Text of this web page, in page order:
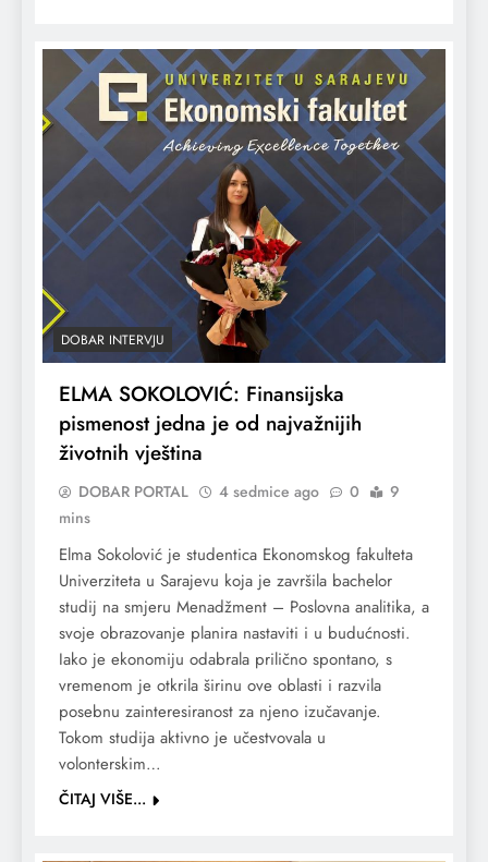
DOBAR INTERVJU
ELMA SOKOLOVIĆ: Finansijska
pismenost jedna je od najvažnijih
životnih vještina
DOBAR PORTAL 4 sedmice ago 0
9
mins
Elma Sokolović je studentica Ekonomskog fakulteta
Univerziteta u Sarajevu koja je završila bachelor
studij na smjeru Menadžment – Poslovna analitika, a
svoje obrazovanje planira nastaviti i u budućnosti.
Iako je ekonomiju odabrala prilično spontano, s
vremenom je otkrila širinu ove oblasti i razvila
posebnu zainteresiranost za njeno izučavanje.
Tokom studija aktivno je učestvovala u
volonterskim…
ČITAJ VIŠE...